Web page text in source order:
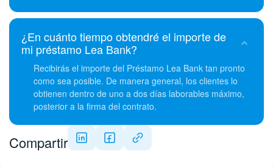
¿En cuánto tiempo obtendré el importe de
mi préstamo Lea Bank?
Recibirás el importe del Préstamo Lea Bank tan pronto
como sea posible. De manera general, los clientes lo
obtienen dentro de uno a dos días laborables máximo,
posterior a la firma del contrato.
Compartir